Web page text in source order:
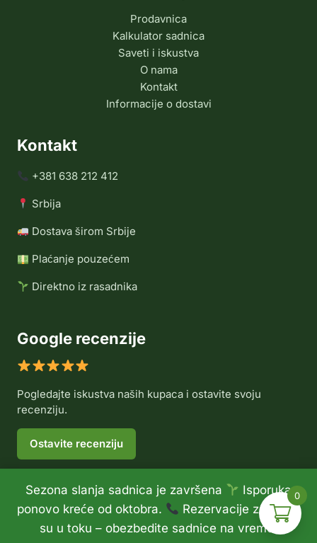
Sezona slanja sadnica je završena
Isporuka
ponovo kreće od oktobra.
Rezervacije za jesen
su u toku – obezbedite sadnice na vreme.
Prodavnica
Kalkulator sadnica
Saveti i iskustva
O nama
Kontakt
Informacije o dostavi
Kontakt
+381 638 212 412
Srbija
Dostava širom Srbije
Plaćanje pouzećem
Direktno iz rasadnika
Google recenzije
Pogledajte iskustva naših kupaca i ostavite svoju
recenziju.
Ostavite recenziju
© 2026 Rasadnik Voće Delux •Politika privatnosti•
Politika refundiranja
0